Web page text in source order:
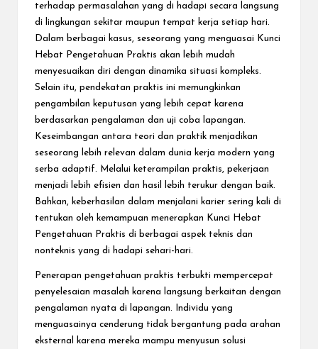
terhadap permasalahan yang di hadapi secara langsung
di lingkungan sekitar maupun tempat kerja setiap hari.
Dalam berbagai kasus, seseorang yang menguasai Kunci
Hebat Pengetahuan Praktis akan lebih mudah
menyesuaikan diri dengan dinamika situasi kompleks.
Selain itu, pendekatan praktis ini memungkinkan
pengambilan keputusan yang lebih cepat karena
berdasarkan pengalaman dan uji coba lapangan.
Keseimbangan antara teori dan praktik menjadikan
seseorang lebih relevan dalam dunia kerja modern yang
serba adaptif. Melalui keterampilan praktis, pekerjaan
menjadi lebih efisien dan hasil lebih terukur dengan baik.
Bahkan, keberhasilan dalam menjalani karier sering kali di
tentukan oleh kemampuan menerapkan Kunci Hebat
Pengetahuan Praktis di berbagai aspek teknis dan
nonteknis yang di hadapi sehari-hari.
Penerapan pengetahuan praktis terbukti mempercepat
penyelesaian masalah karena langsung berkaitan dengan
pengalaman nyata di lapangan. Individu yang
menguasainya cenderung tidak bergantung pada arahan
eksternal karena mereka mampu menyusun solusi